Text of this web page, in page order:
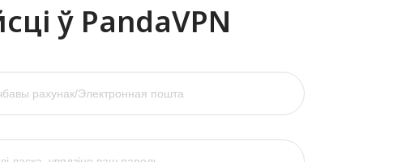
ў PandaVPN